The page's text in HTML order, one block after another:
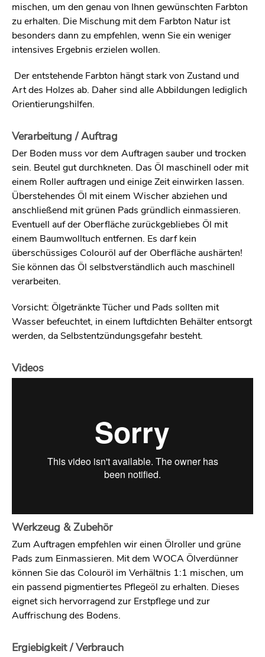
mischen, um den genau von Ihnen gewünschten Farbton
zu erhalten. Die Mischung mit dem Farbton Natur ist
besonders dann zu empfehlen, wenn Sie ein weniger
intensives Ergebnis erzielen wollen.
Der entstehende Farbton hängt stark von Zustand und
Art des Holzes ab. Daher sind alle Abbildungen lediglich
Orientierungshilfen.
Verarbeitung / Auftrag
Der Boden muss vor dem Auftragen sauber und trocken
sein. Beutel gut durchkneten. Das Öl maschinell oder mit
einem Roller auftragen und einige Zeit einwirken lassen.
Überstehendes Öl mit einem Wischer abziehen und
anschließend mit grünen Pads gründlich einmassieren.
Eventuell auf der Oberfläche zurückgebliebes Öl mit
einem Baumwolltuch entfernen. Es darf kein
überschüssiges Colouröl auf der Oberfläche aushärten!
Sie können das Öl selbstverständlich auch maschinell
verarbeiten.
Vorsicht: Ölgetränkte Tücher und Pads sollten mit
Wasser befeuchtet, in einem luftdichten Behälter entsorgt
werden, da Selbstentzündungsgefahr besteht.
Videos
Werkzeug & Zubehör
Zum Auftragen empfehlen wir einen Ölroller und grüne
Pads zum Einmassieren. Mit dem WOCA Ölverdünner
können Sie das Colouröl im Verhältnis 1:1 mischen, um
ein passend pigmentiertes Pflegeöl zu erhalten. Dieses
eignet sich hervorragend zur Erstpflege und zur
Auffrischung des Bodens.
Ergiebigkeit / Verbrauch